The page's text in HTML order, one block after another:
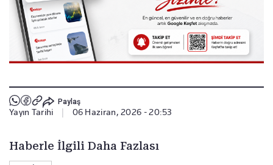
Paylaş
Yayın Tarihi 06 Haziran, 2026 - 20:53
Haberle İlgili Daha Fazlası